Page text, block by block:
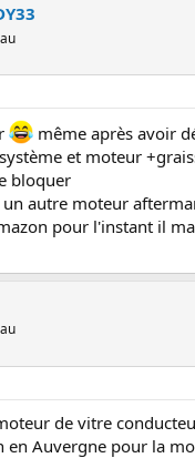
même après avoir
et moteur
bloquer
un autre moteur
pour l'instant il
de vitre
en Auvergne pour la